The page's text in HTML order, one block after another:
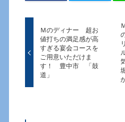
Ｍのディナー 超お
値打ちの満足感が高
すぎる宴会コースを
ご用意いただけま
す！ 豊中市 「鼓
道」